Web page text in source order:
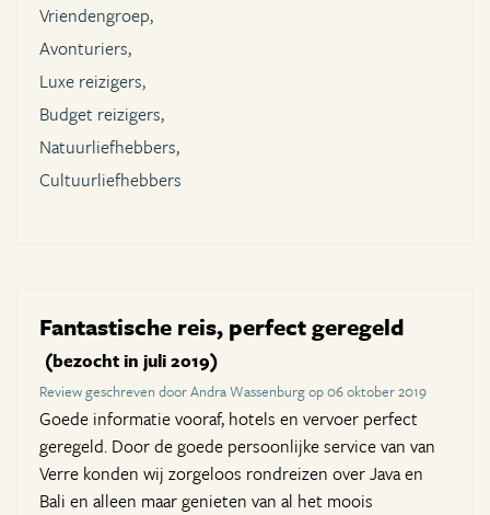
Vriendengroep,
Avonturiers,
Luxe reizigers,
Budget reizigers,
Natuurliefhebbers,
Cultuurliefhebbers
Fantastische reis, perfect geregeld
(bezocht in juli 2019)
Review geschreven door Andra Wassenburg op 06 oktober 2019
Goede informatie vooraf, hotels en vervoer perfect
geregeld. Door de goede persoonlijke service van van
Verre konden wij zorgeloos rondreizen over Java en
Bali en alleen maar genieten van al het moois